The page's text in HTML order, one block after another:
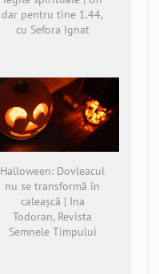
dar pentru tine 1.44,
cu Sefora Ignat
Halloween: Dovleacul
nu se transformă în
caleașcă | Ina
Todoran, Revista
Semnele Timpului